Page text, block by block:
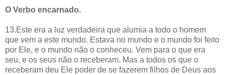
O Verbo encarnado.
13.Este era a luz verdadeira que alumia a todo o homem
que vem a este mundo. Estava no mundo e o mundo foi feito
por Ele, e o mundo não o conheceu. Vem para o que era
seu, e os seus não o receberam. Mas a todos os que o
receberam deu Ele poder de se fazerem filhos de Deus aos